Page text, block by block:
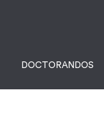
DOCTORANDOS